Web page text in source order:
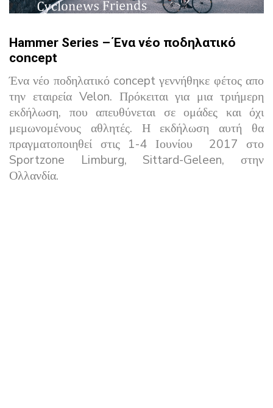
Hammer Series – Ένα νέο ποδηλατικό
concept
Ένα νέο ποδηλατικό concept γεννήθηκε φέτος απο
την εταιρεία Velon. Πρόκειται για μια τριήμερη
εκδήλωση, που απευθύνεται σε ομάδες και όχι
μεμωνομένους αθλητές. Η εκδήλωση αυτή θα
πραγματοποιηθεί στις 1-4 Ιουνίου 2017 στο
Sportzone Limburg, Sittard-Geleen, στην
Ολλανδία.